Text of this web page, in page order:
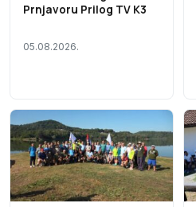
Prnjavoru Prilog TV K3
05.08.2026.